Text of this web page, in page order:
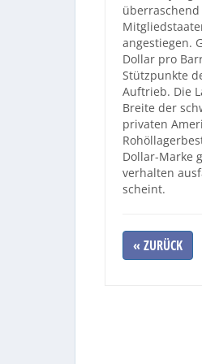
überraschend
angestiegen.
Dollar pro
Stützpunkte
Auftrieb. Die
Breite der
privaten
Dollar-Marke
verhalten
scheint.
« ZURÜCK